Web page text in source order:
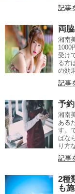
記事
両
湘南
1000
受け
る方
の効
記事
予
湘南
ある
す。
ばな
り方
記事
2種
も